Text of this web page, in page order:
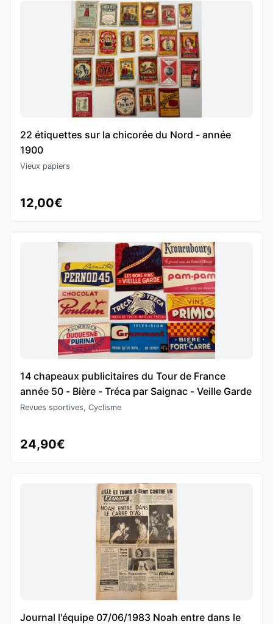
22 étiquettes sur la chicorée du Nord - année
1900
Vieux papiers
12,00€
14 chapeaux publicitaires du Tour de France
année 50 - Bière - Tréca par Saignac - Veille Garde
Revues sportives, Cyclisme
24,90€
Journal l'équipe 07/06/1983 Noah entre dans le